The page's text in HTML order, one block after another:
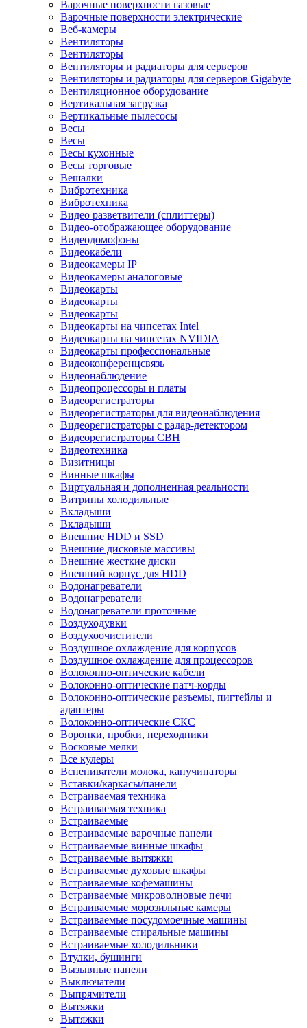
Варочные поверхности газовые
Варочные поверхности электрические
Веб-камеры
Вентиляторы
Вентиляторы
Вентиляторы и радиаторы для серверов
Вентиляторы и радиаторы для серверов Gigabyte
Вентиляционное оборудование
Вертикальная загрузка
Вертикальные пылесосы
Весы
Весы
Весы кухонные
Весы торговые
Вешалки
Вибротехника
Вибротехника
Видео разветвители (сплиттеры)
Видео-отображающее оборудование
Видеодомофоны
Видеокабели
Видеокамеры IP
Видеокамеры аналоговые
Видеокарты
Видеокарты
Видеокарты
Видеокарты на чипсетах Intel
Видеокарты на чипсетах NVIDIA
Видеокарты профессиональные
Видеоконференцсвязь
Видеонаблюдение
Видеопроцессоры и платы
Видеорегистраторы
Видеорегистраторы для видеонаблюдения
Видеорегистраторы с радар-детектором
Видеорегистраторы СВН
Видеотехника
Визитницы
Винные шкафы
Виртуальная и дополненная реальности
Витрины холодильные
Вкладыши
Вкладыши
Внешние HDD и SSD
Внешние дисковые массивы
Внешние жесткие диски
Внешний корпус для HDD
Водонагреватели
Водонагреватели
Водонагреватели проточные
Воздуходувки
Воздухоочистители
Воздушное охлаждение для корпусов
Воздушное охлаждение для процессоров
Волоконно-оптические кабели
Волоконно-оптические патч-корды
Волоконно-оптические разъемы, пигтейлы и
адаптеры
Волоконно-оптические СКС
Воронки, пробки, переходники
Восковые мелки
Все кулеры
Вспениватели молока, капучинаторы
Вставки/каркасы/панели
Встраиваемая техника
Встраиваемая техника
Встраиваемые
Встраиваемые варочные панели
Встраиваемые винные шкафы
Встраиваемые вытяжки
Встраиваемые духовые шкафы
Встраиваемые кофемашины
Встраиваемые микроволновые печи
Встраиваемые морозильные камеры
Встраиваемые посудомоечные машины
Встраиваемые стиральные машины
Встраиваемые холодильники
Втулки, бушинги
Вызывные панели
Выключатели
Выпрямители
Вытяжки
Вытяжки